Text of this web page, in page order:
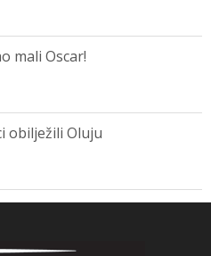
mali Oscar!
obilježili Oluju